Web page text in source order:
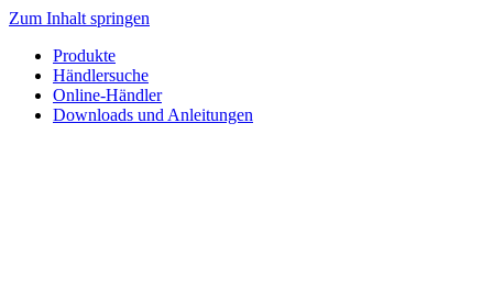
Zum Inhalt springen
Produkte
Händlersuche
Online-Händler
Downloads und Anleitungen